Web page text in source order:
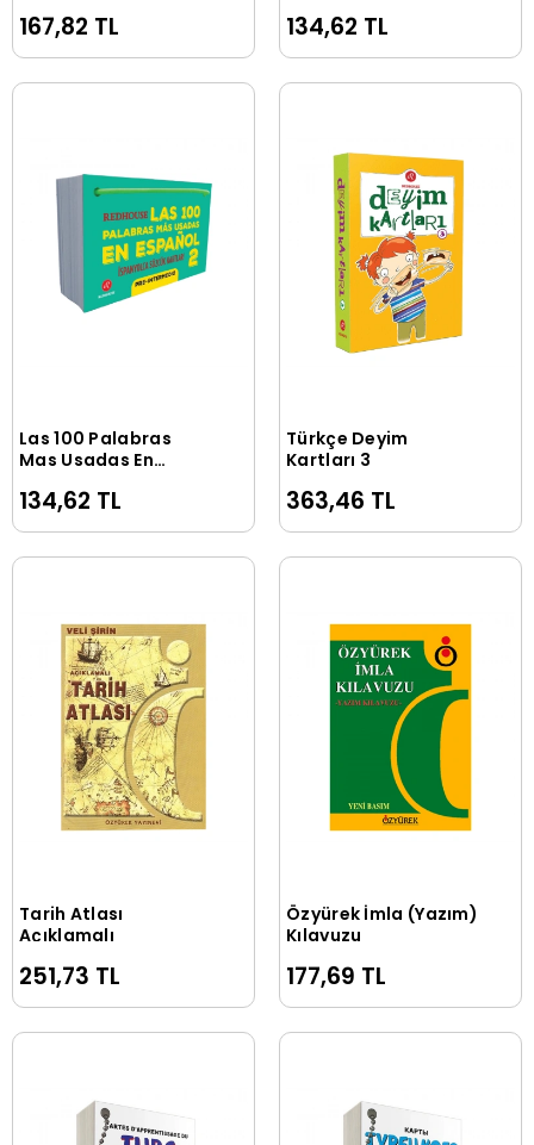
167,82 TL
(İspanyolca dil
kartları)
134,62 TL
Sepete Ekle
Las 100 Palabras
Mas Usadas En
(İspanyolca dil
kartları)
134,62 TL
Sepete Ekle
Türkçe Deyim
Kartları 3
363,46 TL
Sepete Ekle
Tarih Atlası
Açıklamalı
251,73 TL
Sepete Ekle
Özyürek İmla (Yazım)
Kılavuzu
177,69 TL